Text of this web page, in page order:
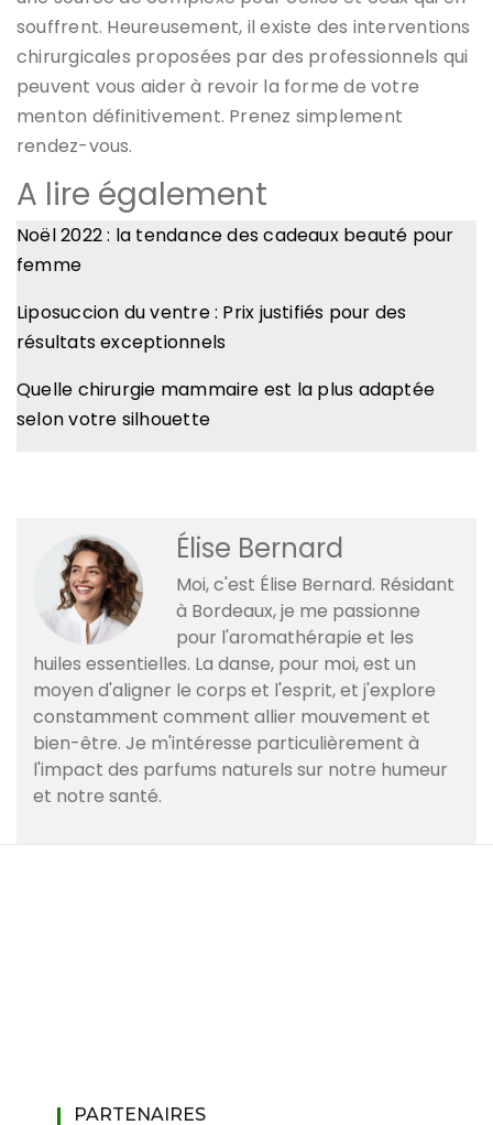
souffrent. Heureusement, il existe des interventions
chirurgicales proposées par des professionnels qui
peuvent vous aider à revoir la forme de votre
menton définitivement. Prenez simplement
rendez-vous.
A lire également
Noël 2022 : la tendance des cadeaux beauté pour
femme
Liposuccion du ventre : Prix justifiés pour des
résultats exceptionnels
Quelle chirurgie mammaire est la plus adaptée
selon votre silhouette
Élise Bernard
Moi, c'est Élise Bernard. Résidant
à Bordeaux, je me passionne
pour l'aromathérapie et les
huiles essentielles. La danse, pour moi, est un
moyen d'aligner le corps et l'esprit, et j'explore
constamment comment allier mouvement et
bien-être. Je m'intéresse particulièrement à
l'impact des parfums naturels sur notre humeur
et notre santé.
PARTENAIRES